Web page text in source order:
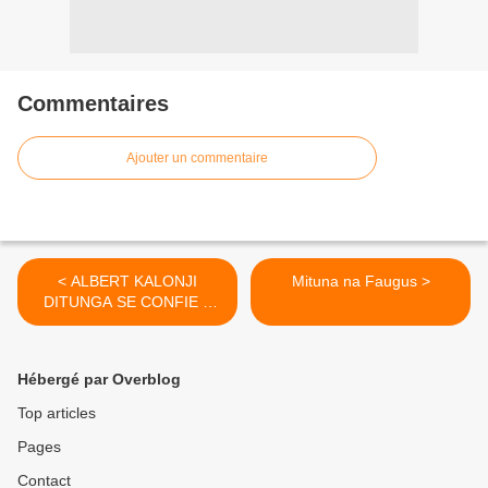
Commentaires
Ajouter un commentaire
< ALBERT KALONJI
DITUNGA SE CONFIE A
MBOKAMOSIKA
Mituna na Faugus >
Hébergé par Overblog
Top articles
Pages
Contact